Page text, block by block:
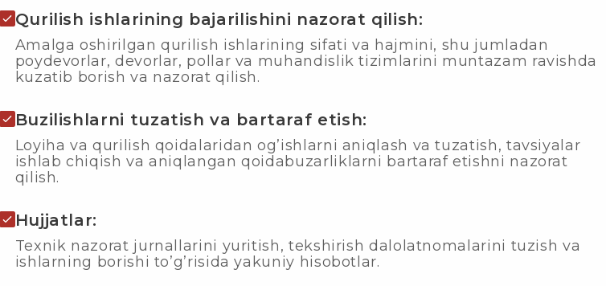
Qurilish ishlarining bajarilishini nazorat qilish:
Amalga oshirilgan qurilish ishlarining sifati va hajmini, shu jumladan
poydevorlar, devorlar, pollar va muhandislik tizimlarini muntazam ravishda
kuzatib borish va nazorat qilish.
Buzilishlarni tuzatish va bartaraf etish:
Loyiha va qurilish qoidalaridan og’ishlarni aniqlash va tuzatish, tavsiyalar
ishlab chiqish va aniqlangan qoidabuzarliklarni bartaraf etishni nazorat
qilish.
Hujjatlar:
Texnik nazorat jurnallarini yuritish, tekshirish dalolatnomalarini tuzish va
ishlarning borishi to’g’risida yakuniy hisobotlar.